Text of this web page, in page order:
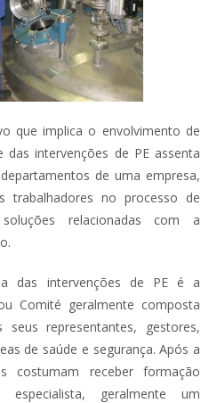
que implica o envolvimento de
das intervenções de PE assenta
de uma empresa,
trabalhadores no processo de
relacionadas com a
das intervenções de PE é a
Comité geralmente composta
representantes, gestores,
de saúde e segurança. Após a
costumam receber formação
geralmente um